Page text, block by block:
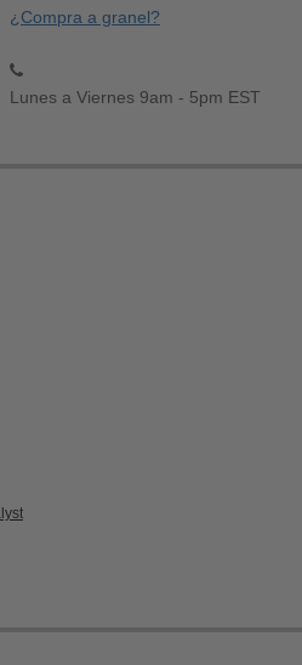
¿Compra a granel?
Lunes a Viernes 9am - 5pm EST